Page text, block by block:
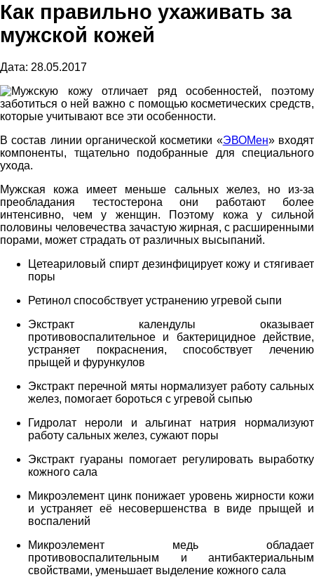
Как правильно ухаживать за
мужской кожей
Дaта: 28.05.2017
Мужскую кожу отличает ряд особенностей, поэтому
заботиться о ней важно с помощью косметических средств,
которые учитывают все эти особенности.
В состав линии органической косметики «ЭВОМен» входят
компоненты, тщательно подобранные для специального
ухода.
Мужская кожа имеет меньше сальных желез, но из-за
преобладания тестостерона они работают более
интенсивно, чем у женщин. Поэтому кожа у сильной
половины человечества зачастую жирная, с расширенными
порами, может страдать от различных высыпаний.
Цетеариловый спирт дезинфицирует кожу и стягивает
поры
Ретинол способствует устранению угревой сыпи
Экстракт календулы оказывает
противовоспалительное и бактерицидное действие,
устраняет покраснения, способствует лечению
прыщей и фурункулов
Экстракт перечной мяты нормализует работу сальных
желез, помогает бороться с угревой сыпью
Гидролат нероли и альгинат натрия нормализуют
работу сальных желез, сужают поры
Экстракт гуараны помогает регулировать выработку
кожного сала
Микроэлемент цинк понижает уровень жирности кожи
и устраняет её несовершенства в виде прыщей и
воспалений
Микроэлемент медь обладает
противовоспалительным и антибактериальным
свойствами, уменьшает выделение кожного сала